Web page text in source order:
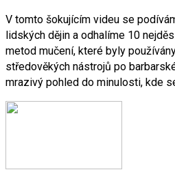
V tomto šokujícím videu se
lidských dějin a odhalíme 10
metod mučení, které byly
středověkých nástrojů po
mrazivý pohled do minulosti, kde